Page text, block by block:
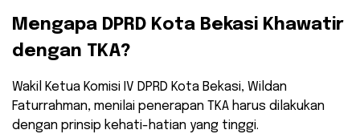
​Mengapa DPRD Kota Bekasi Khawatir
dengan TKA?
​Wakil Ketua Komisi IV DPRD Kota Bekasi, Wildan
Faturrahman, menilai penerapan TKA harus dilakukan
dengan prinsip kehati-hatian yang tinggi.